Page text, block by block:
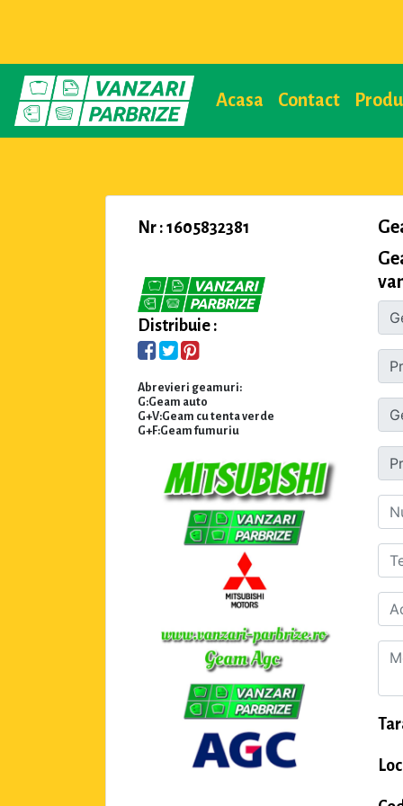
Acasa Contact
Nr : 1605832381
Distribuie :
Abrevieri geamuri:
G:Geam auto
G+V:Geam cu tenta verde
G+F:Geam fumuriu